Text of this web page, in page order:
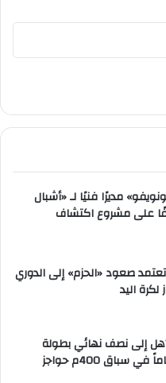
مديرًا فنيًا لـ «أشبال
على مشروع اكتشاف
صعود «الحزم» إلى الدوري
اليد
إلى نصف نهائي بطولة